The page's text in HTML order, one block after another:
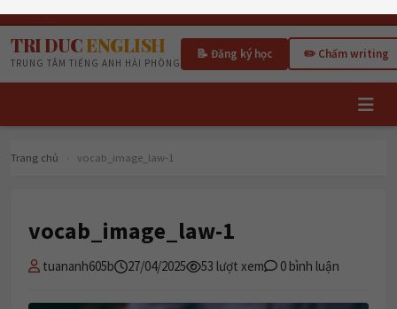
T7, 08/08/2026
TRI DUCENGLISH
TRUNG TÂM TIẾNG ANH HẢI PHÒNG
📝 Đăng ký học ✏️ Chấm writing
Trang chủ vocab_image_law-1
vocab_image_law-1
tuananh605b 27/04/2025 53 lượt xem 0 bình luận